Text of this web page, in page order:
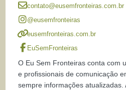
contato@eusemfronteiras.com.br
@eusemfronteiras
eusemfronteiras.com.br
EuSemFronteiras
O Eu Sem Fronteiras conta com
e profissionais de comunicação
sempre informações atualizadas.